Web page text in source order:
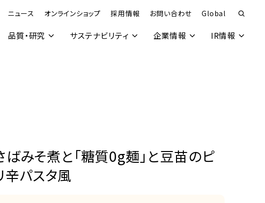
ニュース オンラインショップ 採用情報 お問い合わせ Global
品質・研究 サステナビリティ 企業情報 IR情報
ばみそ煮と「糖質0g麺」と豆苗のピ
辛パスタ風